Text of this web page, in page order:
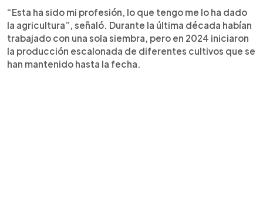
“Esta ha sido mi profesión, lo que tengo me lo ha dado
la agricultura”, señaló. Durante la última década habían
trabajado con una sola siembra, pero en 2024 iniciaron
la producción escalonada de diferentes cultivos que se
han mantenido hasta la fecha.